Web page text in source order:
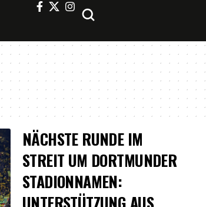
NÄCHSTE RUNDE IM
STREIT UM DORTMUNDER
STADIONNAMEN: